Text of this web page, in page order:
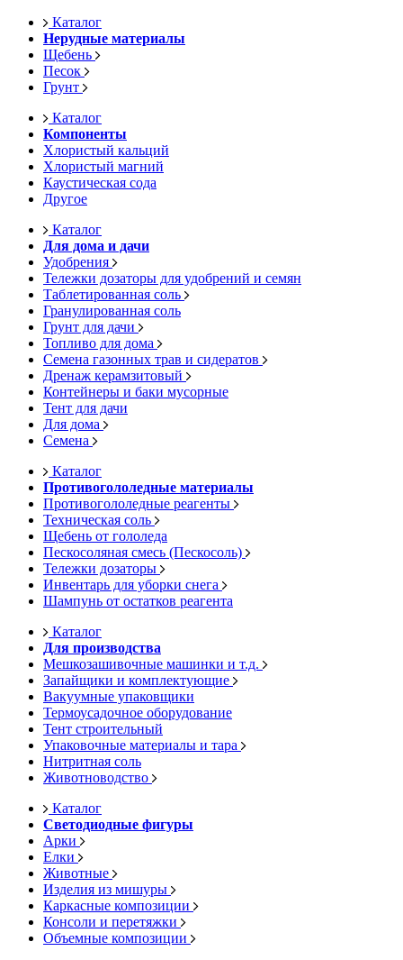
Каталог
Нерудные материалы
Щебень
Песок
Грунт
Каталог
Компоненты
Хлористый кальций
Хлористый магний
Каустическая сода
Другое
Каталог
Для дома и дачи
Удобрения
Тележки дозаторы для удобрений и семян
Таблетированная соль
Гранулированная соль
Грунт для дачи
Топливо для дома
Семена газонных трав и сидератов
Дренаж керамзитовый
Контейнеры и баки мусорные
Тент для дачи
Для дома
Семена
Каталог
Противогололедные материалы
Противогололедные реагенты
Техническая соль
Щебень от гололеда
Пескосоляная смесь (Пескосоль)
Тележки дозаторы
Инвентарь для уборки снега
Шампунь от остатков реагента
Каталог
Для производства
Мешкозашивочные машинки и т.д.
Запайщики и комплектующие
Вакуумные упаковщики
Термоусадочное оборудование
Тент строительный
Упаковочные материалы и тара
Нитритная соль
Животноводство
Каталог
Светодиодные фигуры
Арки
Елки
Животные
Изделия из мишуры
Каркасные композиции
Консоли и перетяжки
Объемные композиции